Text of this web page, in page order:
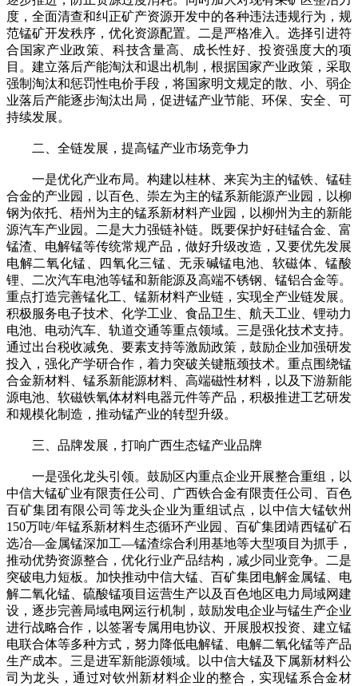
度，全面清查和纠正矿产资源开发中的各种违法违规行为，规
范锰矿开发秩序，优化资源配置。二是严格准入。选择引进符
合国家产业政策、科技含量高、成长性好、投资强度大的项
目。建立落后产能淘汰和退出机制，根据国家产业政策，采取
强制淘汰和惩罚性电价手段，将国家明文规定的散、小、弱企
业落后产能逐步淘汰出局，促进锰产业节能、环保、安全、可
持续发展。
二、全链发展，提高锰产业市场竞争力
一是优化产业布局。构建以桂林、来宾为主的锰铁、锰硅
合金的产业园，以百色、崇左为主的锰系新能源产业园，以柳
钢为依托、梧州为主的锰系新材料产业园，以柳州为主的新能
源汽车产业园。二是大力强链补链。既要保护好硅锰合金、富
锰渣、电解锰等传统常规产品，做好升级改造，又要优先发展
电解二氧化锰、四氧化三锰、无汞碱锰电池、软磁体、锰酸
锂、二次汽车电池等锰和新能源及高端不锈钢、锰铝合金等。
重点打造完善锰化工、锰新材料产业链，实现全产业链发展。
积极服务电子技术、化学工业、食品卫生、航天工业、锂动力
电池、电动汽车、轨道交通等重点领域。三是强化技术支持。
通过出台税收减免、要素支持等激励政策，鼓励企业加强研发
投入，强化产学研合作，着力突破关键瓶颈技术。重点围绕锰
合金新材料、锰系新能源材料、高端磁性材料，以及下游新能
源电池、软磁铁氧体材料电器元件等产品，积极推进工艺研发
和规模化制造，推动锰产业的转型升级。
三、品牌发展，打响广西生态锰产业品牌
一是强化龙头引领。鼓励区内重点企业开展整合重组，以
中信大锰矿业有限责任公司、广西铁合金有限责任公司、百色
百矿集团有限公司等龙头企业为重组试点，以中信大锰钦州
150万吨/年锰系新材料生态循环产业园、百矿集团靖西锰矿石
选冶—金属锰深加工—锰渣综合利用基地等大型项目为抓手，
推动优势资源整合，优化行业产品结构，减少同业竞争。二是
突破电力短板。加快推动中信大锰、百矿集团电解金属锰、电
解二氧化锰、硫酸锰项目运营生产以及百色地区电力局域网建
设，逐步完善局域电网运行机制，鼓励发电企业与锰生产企业
进行战略合作，以签署专属用电协议、开展股权投资、建立锰
电联合体等多种方式，努力降低电解锰、电解二氧化锰等产品
生产成本。三是进军新能源领域。以中信大锰及下属新材料公
司为龙头，通过对钦州新材料企业的整合，实现锰系合金材